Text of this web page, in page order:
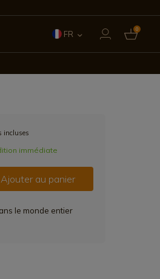
FR 0
incluses
immédiate
Ajouter au panier
le monde entier